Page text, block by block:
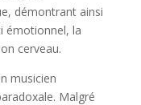
démontrant ainsi
émotionnel, la
cerveau.
musicien
Malgré